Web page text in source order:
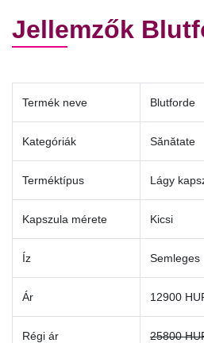
Jellemzők
Termék neve Blutforde
Kategóriák Sănătate
Terméktípus Lágy
Kapszula mérete Kicsi
Íz Semleges
Ár 12900
Régi ár 25800